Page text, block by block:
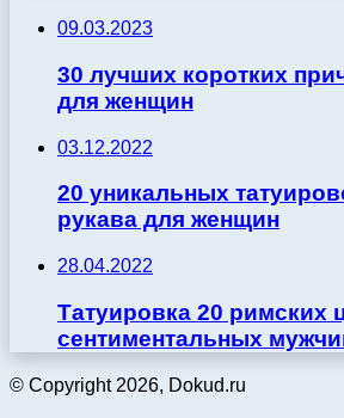
09.03.2023
30 лучших коротких
для женщин
03.12.2022
20 уникальных
рукава для женщин
28.04.2022
Татуировка 20 римских
сентиментальных
© Copyright 2026, Dokud.ru